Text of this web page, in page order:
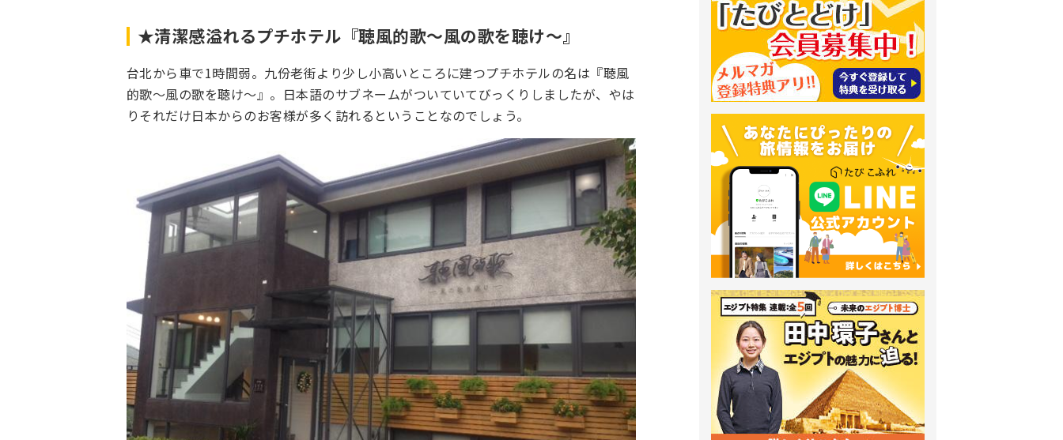
★清潔感溢れるプチホテル『聴風的歌～風の歌を聴け～』
台北から車で1時間弱。九份老街より少し小高いところに建つプチホテルの名は『聴風
的歌～風の歌を聴け～』。日本語のサブネームがついていてびっくりしましたが、やは
りそれだけ日本からのお客様が多く訪れるということなのでしょう。